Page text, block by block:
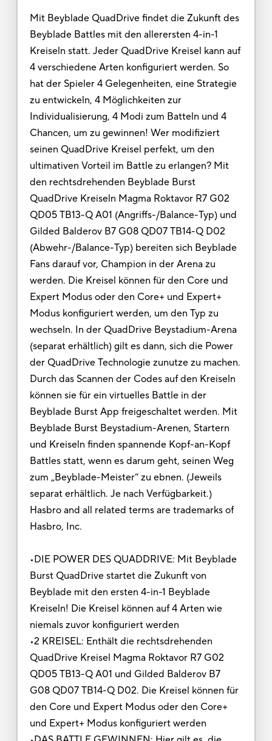
Mit Beyblade QuadDrive findet die Zukunft des
Beyblade Battles mit den allerersten 4-in-1
Kreiseln statt. Jeder QuadDrive Kreisel kann auf
4 verschiedene Arten konfiguriert werden. So
hat der Spieler 4 Gelegenheiten, eine Strategie
zu entwickeln, 4 Möglichkeiten zur
Individualisierung, 4 Modi zum Batteln und 4
Chancen, um zu gewinnen! Wer modifiziert
seinen QuadDrive Kreisel perfekt, um den
ultimativen Vorteil im Battle zu erlangen? Mit
den rechtsdrehenden Beyblade Burst
QuadDrive Kreiseln Magma Roktavor R7 G02
QD05 TB13-Q A01 (Angriffs-/Balance-Typ) und
Gilded Balderov B7 G08 QD07 TB14-Q D02
(Abwehr-/Balance-Typ) bereiten sich Beyblade
Fans darauf vor, Champion in der Arena zu
werden. Die Kreisel können für den Core und
Expert Modus oder den Core+ und Expert+
Modus konfiguriert werden, um den Typ zu
wechseln. In der QuadDrive Beystadium-Arena
(separat erhältlich) gilt es dann, sich die Power
der QuadDrive Technologie zunutze zu machen.
Durch das Scannen der Codes auf den Kreiseln
können sie für ein virtuelles Battle in der
Beyblade Burst App freigeschaltet werden. Mit
Beyblade Burst Beystadium-Arenen, Startern
und Kreiseln finden spannende Kopf-an-Kopf
Battles statt, wenn es darum geht, seinen Weg
zum „Beyblade-Meister“ zu ebnen. (Jeweils
separat erhältlich. Je nach Verfügbarkeit.)
Hasbro and all related terms are trademarks of
Hasbro, Inc.
•DIE POWER DES QUADDRIVE: Mit Beyblade
Burst QuadDrive startet die Zukunft von
Beyblade mit den ersten 4-in-1 Beyblade
Kreiseln! Die Kreisel können auf 4 Arten wie
niemals zuvor konfiguriert werden
•2 KREISEL: Enthält die rechtsdrehenden
QuadDrive Kreisel Magma Roktavor R7 G02
QD05 TB13-Q A01 und Gilded Balderov B7
G08 QD07 TB14-Q D02. Die Kreisel können für
den Core und Expert Modus oder den Core+
und Expert+ Modus konfiguriert werden